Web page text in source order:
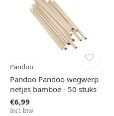
Pandoo
Pandoo Pandoo wegwerp
rietjes bamboe - 50 stuks
€6,99
Incl. btw